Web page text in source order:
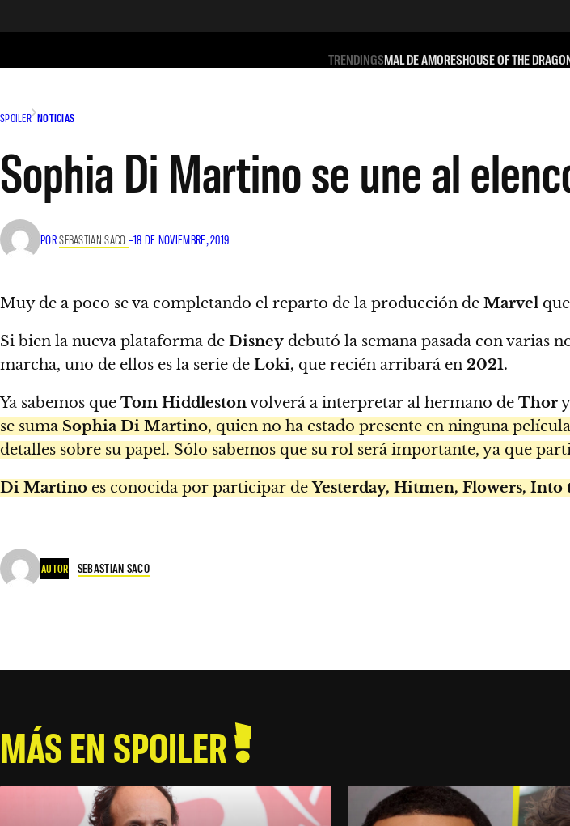
TRENDINGSMAL DE AMORESHOUSE OF THE
SPOILER NOTICIAS
Sophia Di Martino se une al
PORSEBASTIAN SACO –18 DE NOVIEMBRE, 2019
Muy de a poco se va completando el reparto de la producción de Marvel
Si bien la nueva plataforma de Disney debutó la semana pasada con varias
marcha, uno de ellos es la serie de Loki, que recién arribará en 2021.
Ya sabemos que Tom Hiddlestonvolverá a interpretar al hermano de Thor
se suma Sophia Di Martino, quien no ha estado presente en ninguna
detalles sobre su papel. Sólo sabemos que su rol será importante, ya que
Di Martino es conocida por participar deYesterday, Hitmen, Flowers, Into
AUTOR SEBASTIAN SACO
MÁS EN SPOILER